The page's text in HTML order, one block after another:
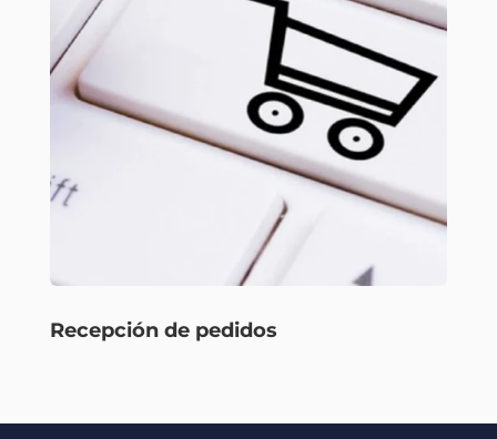
Recepción de pedidos